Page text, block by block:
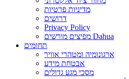
מדיניות פרטיות
דרושים
Privacy Policy
מפיצים מורשים Dahua
תחומים
ארגונומיה ומטהרי אוויר
אבטחת מידע
מסכי מגע גדולים